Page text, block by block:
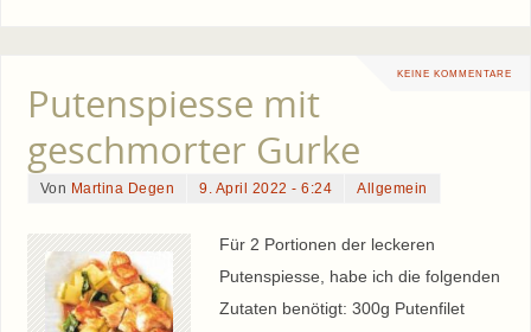
KEINE KOMMENTARE
Putenspiesse mit
geschmorter Gurke
Von Martina Degen 9. April 2022 - 6:24 Allgemein
Für 2 Portionen der leckeren
Putenspiesse, habe ich die folgenden
Zutaten benötigt: 300g Putenfilet